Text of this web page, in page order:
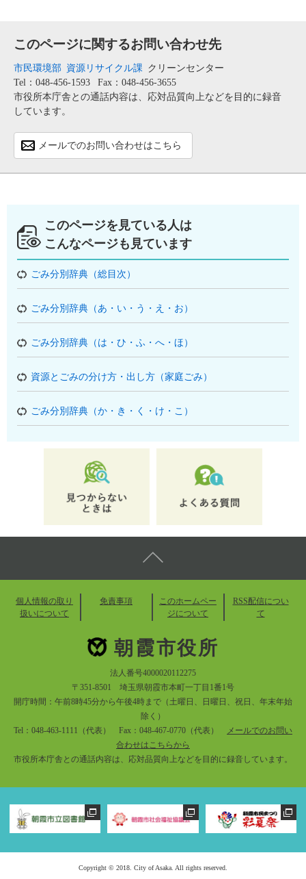
このページに関するお問い合わせ先
市民環境部 資源リサイクル課 クリーンセンター
Tel：048-456-1593
Fax：048-456-3655
市役所本庁舎との通話内容は、応対品質向上などを目的に録音
しています。
メールでのお問い合わせはこちら
このページを見ている人は
こんなページも見ています
ごみ分別辞典（総目次）
ごみ分別辞典（あ・い・う・え・お）
ごみ分別辞典（は・ひ・ふ・へ・ほ）
資源とごみの分け方・出し方（家庭ごみ）
ごみ分別辞典（か・き・く・け・こ）
個人情報の取り
扱いについて
免責事項
このホームペー
ジについて
RSS配信につい
て
朝霞市役所
法人番号4000020112275
〒351-8501 埼玉県朝霞市本町一丁目1番1号
開庁時間：午前8時45分から午後4時まで（土曜日、日曜日、祝日、年末年始
除く）
Tel：048-463-1111（代表） Fax：048-467-0770（代表）
メールでのお問い
合わせはこちらから
市役所本庁舎との通話内容は、応対品質向上などを目的に録音しています。
Copyright © 2018. City of Asaka. All rights reserved.